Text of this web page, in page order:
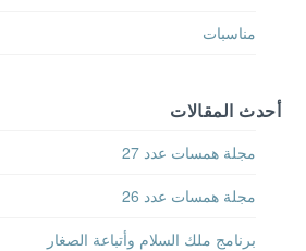
مجلة همسات عدد 27
مجلة همسات عدد 26
برنامج ملك السلام وأتباعة الصغار
مجلة همسات عدد 25